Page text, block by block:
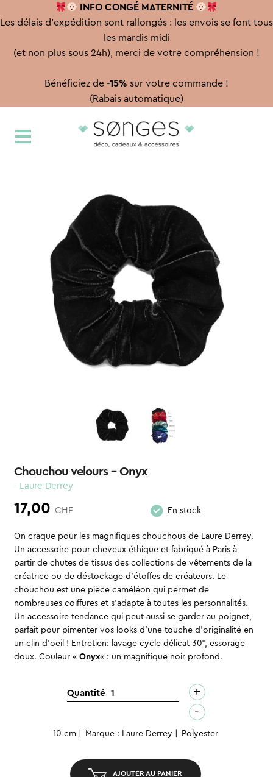
INFO CONGÉ MATERNITÉ
Les délais d'expédition sont rallongés : les envois se font tous
les mardis midi
(et non plus sous 24h), merci de votre compréhension !
Bénéficiez de -15% sur votre commande !
(Rabais automatique)
à
au
Chouchou velours – Onyx
- Laure Derrey
17,00 CHF En stock
On craque pour les magnifiques chouchous de Laure Derrey.
Un accessoire pour cheveux éthique et fabriqué à Paris à
partir de chutes de tissus des collections de vêtements de la
créatrice ou de déstockage d’étoffes de créateurs. Le
chouchou est une pièce caméléon qui permet de
nombreuses coiffures et s’adapte à toutes les personnalités.
Un accessoire tendance qui peut aussi se garder au poignet,
parfait pour pimenter vos looks d’une touche d’originalité en
un clin d’oeil ! Entretien: lavage cycle délicat 30°, essorage
doux. Couleur « Onyx« : un magnifique noir profond.
Quantitéquantité
velours
+
-
10 cm Marque : Laure Derrey Polyester
AJOUTER AU PANIER